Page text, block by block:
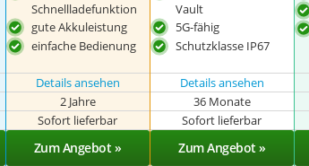
Schnellladefunktion
gute Akkuleistung
einfache Bedienung
Vault
5G-fähig
Schutzklasse IP67
Details ansehen Details ansehen
2 Jahre 36 Monate
Sofort lieferbar Sofort lieferbar
Zum Angebot » Zum Angebot »